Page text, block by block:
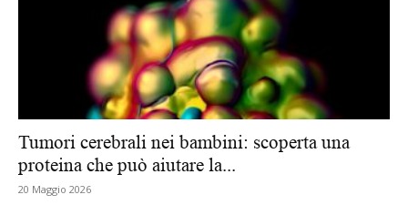
Tumori cerebrali nei bambini: scoperta una
proteina che può aiutare la...
20 Maggio 2026